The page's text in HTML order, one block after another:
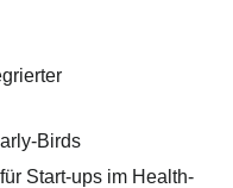
Birds
Start-ups im Health-